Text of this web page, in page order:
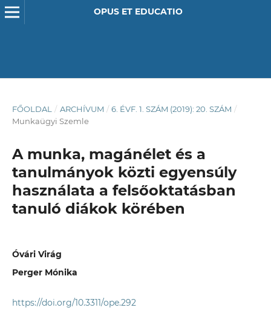
OPUS ET EDUCATIO
FŐOLDAL / ARCHÍVUM / 6. ÉVF. 1. SZÁM (2019): 20. SZÁM /
Munkaügyi Szemle
A munka, magánélet és a
tanulmányok közti egyensúly
használata a felsőoktatásban
tanuló diákok körében
Óvári Virág
Perger Mónika
https://doi.org/10.3311/ope.292